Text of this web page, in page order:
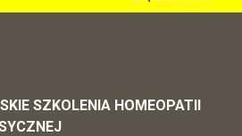
SZKOLENIA HOMEOPATII